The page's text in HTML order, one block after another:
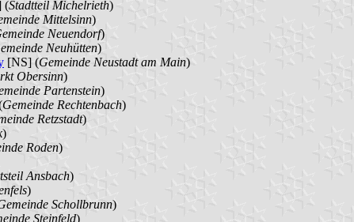
(Stadtteil Michelrieth)
Mittelsinn)
Neuendorf)
Neuhütten)
[NS] (Gemeinde Neustadt am Main)
Obersinn)
Partenstein)
Gemeinde Rechtenbach)
Retzstadt)
)
Roden)
Ansbach)
)
Schollbrunn)
Steinfeld)